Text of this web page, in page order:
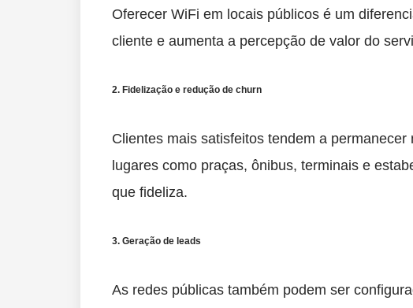
Oferecer WiFi em locais públicos é um
cliente e aumenta a percepção de valor do
2. Fidelização e redução de churn
Clientes mais satisfeitos tendem a
lugares como praças, ônibus, terminais e
que fideliza.
3. Geração de leads
As redes públicas também podem ser